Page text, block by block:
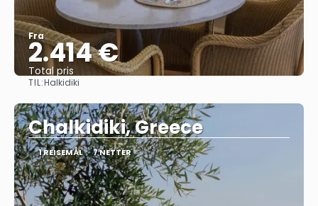
Fra
2.414 €
Total pris
TIL:Halkidiki
Chalkidiki, Greece
1 REISEMÅL 7 NETTER